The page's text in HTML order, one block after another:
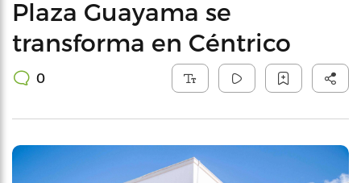
Plaza Guayama se
transforma en Céntrico
0